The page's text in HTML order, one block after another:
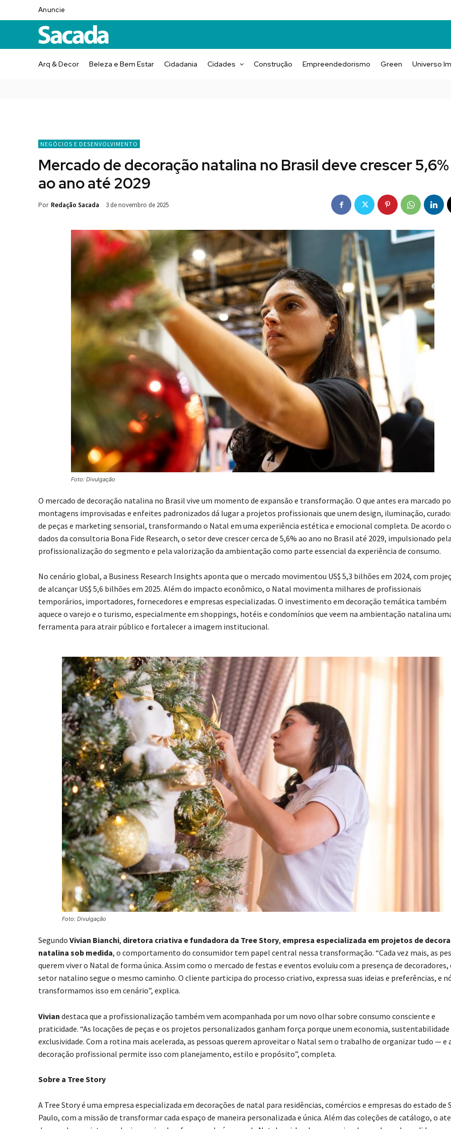
Anuncie
Arq & Decor Beleza e Bem Estar Cidadania Cidades Construção Empreendedorismo Green Universo
NEGÓCIOS E DESENVOLVIMENTO
Mercado de decoração natalina no Brasil deve crescer 5,6%
ao ano até 2029
Por Redação Sacada 3 de novembro de 2025
Foto: Divulgação
O mercado de decoração natalina no Brasil vive um momento de expansão e transformação. O que antes era marcado
montagens improvisadas e enfeites padronizados dá lugar a projetos profissionais que unem design, iluminação,
de peças e marketing sensorial, transformando o Natal em uma experiência estética e emocional completa. De acordo
dados da consultoria Bona Fide Research, o setor deve crescer cerca de 5,6% ao ano no Brasil até 2029, impulsionado pela
profissionalização do segmento e pela valorização da ambientação como parte essencial da experiência de consumo.
No cenário global, a Business Research Insights aponta que o mercado movimentou US$ 5,3 bilhões em 2024, com
de alcançar US$ 5,6 bilhões em 2025. Além do impacto econômico, o Natal movimenta milhares de profissionais
temporários, importadores, fornecedores e empresas especializadas. O investimento em decoração temática também
aquece o varejo e o turismo, especialmente em shoppings, hotéis e condomínios que veem na ambientação natalina
ferramenta para atrair público e fortalecer a imagem institucional.
Foto: Divulgação
Segundo Vivian Bianchi, diretora criativa e fundadora da Tree Story, empresa especializada em projetos de
natalina sob medida, o comportamento do consumidor tem papel central nessa transformação. “Cada vez mais, as
querem viver o Natal de forma única. Assim como o mercado de festas e eventos evoluiu com a presença de decoradores,
setor natalino segue o mesmo caminho. O cliente participa do processo criativo, expressa suas ideias e preferências, e
transformamos isso em cenário”, explica.
Vivian destaca que a profissionalização também vem acompanhada por um novo olhar sobre consumo consciente e
praticidade. “As locações de peças e os projetos personalizados ganham força porque unem economia, sustentabilidade
exclusividade. Com a rotina mais acelerada, as pessoas querem aproveitar o Natal sem o trabalho de organizar tudo — e
decoração profissional permite isso com planejamento, estilo e propósito”, completa.
Sobre a Tree Story
A Tree Story é uma empresa especializada em decorações de natal para residências, comércios e empresas do estado de
Paulo, com a missão de transformar cada espaço de maneira personalizada e única. Além das coleções de catálogo, o